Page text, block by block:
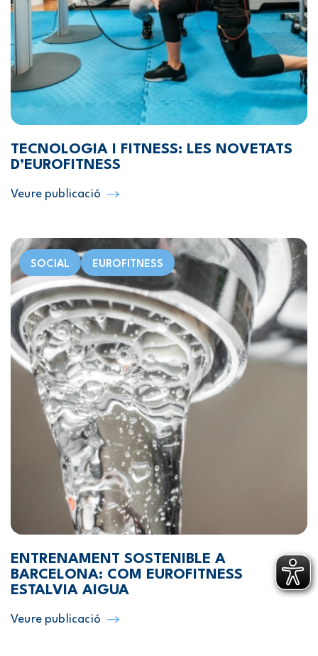
TECNOLOGIA I FITNESS: LES NOVETATS
D’EUROFITNESS
Veure publicació
SOCIAL EUROFITNESS
ENTRENAMENT SOSTENIBLE A
BARCELONA: COM EUROFITNESS
ESTALVIA AIGUA
Veure publicació